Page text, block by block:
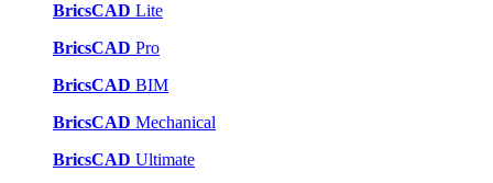
BricsCAD Lite
BricsCAD Pro
BricsCAD BIM
BricsCAD Mechanical
BricsCAD Ultimate